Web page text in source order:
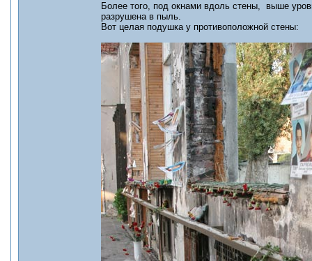
Более того, под окнами вдоль стены, выше
разрушена в пыль.
Вот целая подушка у противоположной стены: